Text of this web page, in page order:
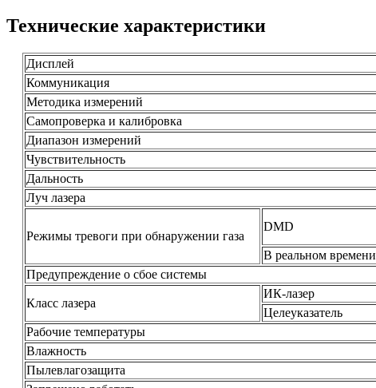
Технические характеристики
Дисплей
Коммуникация
Методика измерений
Самопроверка и калибровка
Диапазон измерений
Чувствительность
Дальность
Луч лазера
Режимы тревоги при обнаружении газа
DMD
В реальном времени
Предупреждение о сбое системы
Класс лазера
ИК-лазер
Целеуказатель
Рабочие температуры
Влажность
Пылевлагозащита